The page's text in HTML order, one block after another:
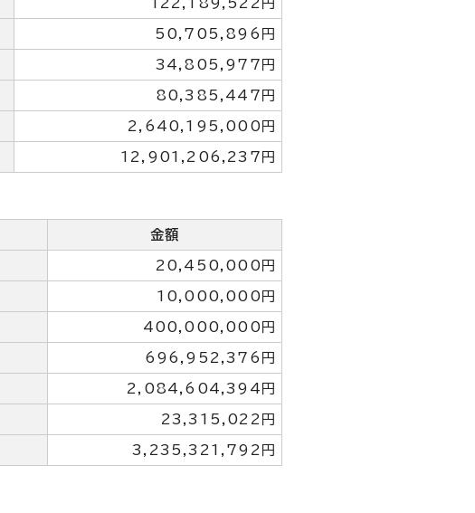
122,189,522円
50,705,896円
34,805,977円
80,385,447円
2,640,195,000円
12,901,206,237円
金額
20,450,000円
10,000,000円
400,000,000円
696,952,376円
2,084,604,394円
23,315,022円
3,235,321,792円